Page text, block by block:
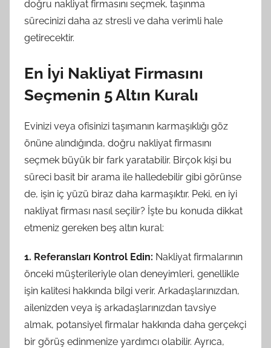
doğru nakliyat firmasını seçmek, taşınma
sürecinizi daha az stresli ve daha verimli hale
getirecektir.
En İyi Nakliyat Firmasını
Seçmenin 5 Altın Kuralı
Evinizi veya ofisinizi taşımanın karmaşıklığı göz
önüne alındığında, doğru nakliyat firmasını
seçmek büyük bir fark yaratabilir. Birçok kişi bu
süreci basit bir arama ile halledebilir gibi görünse
de, işin iç yüzü biraz daha karmaşıktır. Peki, en iyi
nakliyat firması nasıl seçilir? İşte bu konuda dikkat
etmeniz gereken beş altın kural:
1. Referansları Kontrol Edin: Nakliyat firmalarının
önceki müşterileriyle olan deneyimleri, genellikle
işin kalitesi hakkında bilgi verir. Arkadaşlarınızdan,
ailenizden veya iş arkadaşlarınızdan tavsiye
almak, potansiyel firmalar hakkında daha gerçekçi
bir görüş edinmenize yardımcı olabilir. Ayrıca,